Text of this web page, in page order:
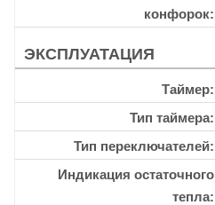
конфорок
ЭКСПЛУАТАЦИЯ
Таймер
Тип таймера
Тип переключателей
Индикация остаточного
тепла